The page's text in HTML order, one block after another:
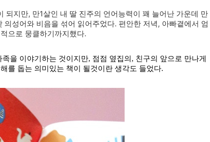
되지만, 만1살인 내 딸 진주의 언어능력이 꽤 늘어난 가운데 만
성어와 비음을 섞어 읽어주었다. 편안한 저녁, 아빠곁에서 엄
으로 뭉클하기까지했다.
을 이야기하는 것이지만, 점점 옆집의, 친구의 앞으로 만나게
를 돕는 의미있는 책이 될것이란 생각도 들었다.